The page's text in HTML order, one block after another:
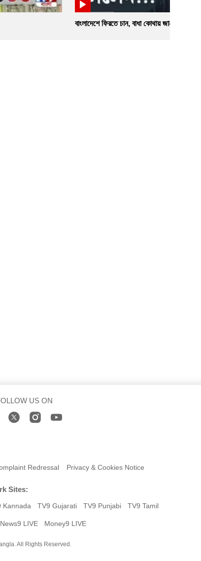
বাংলাদেশে ফিরতে চান, বাধা কোথায় জানালেন তসলিমা
US ON
Redressal Privacy & Cookies Notice
Sites:
Kannada TV9 Gujarati TV9 Punjabi TV9 Tamil
News9 LIVE Money9 LIVE
All Rights Reserved.